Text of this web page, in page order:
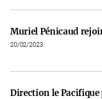
Muriel Pénicaud
20/02/2023
Direction le